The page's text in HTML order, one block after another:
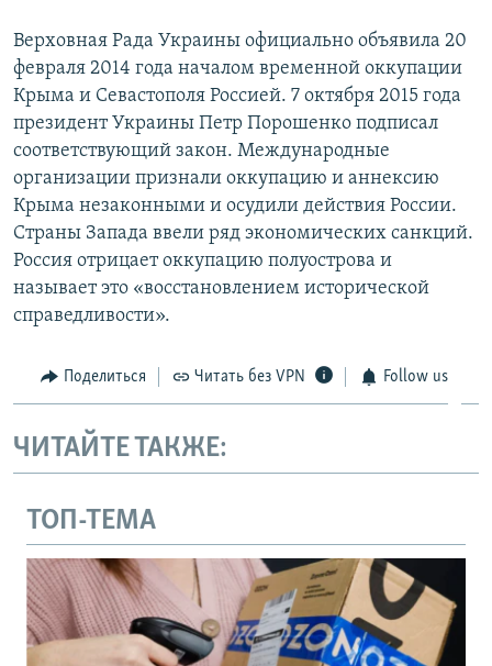
Верховная Рада Украины официально объявила 20
февраля 2014 года началом временной оккупации
Крыма и Севастополя Россией. 7 октября 2015 года
президент Украины Петр Порошенко подписал
соответствующий закон. Международные
организации признали оккупацию и аннексию
Крыма незаконными и осудили действия России.
Страны Запада ввели ряд экономических санкций.
Россия отрицает оккупацию полуострова и
называет это «восстановлением исторической
справедливости».
Поделиться Читать без VPN Follow us
ЧИТАЙТЕ ТАКЖЕ:
ТОП-ТЕМА